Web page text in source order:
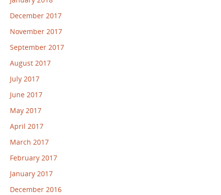
December 2017
November 2017
September 2017
August 2017
July 2017
June 2017
May 2017
April 2017
March 2017
February 2017
January 2017
December 2016